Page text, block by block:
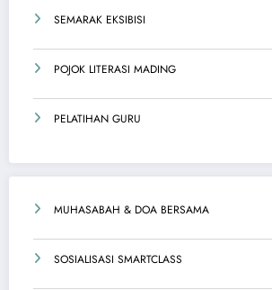
SEMARAK EKSIBISI
POJOK LITERASI MADING
PELATIHAN GURU
MUHASABAH & DOA BERSAMA
SOSIALISASI SMARTCLASS